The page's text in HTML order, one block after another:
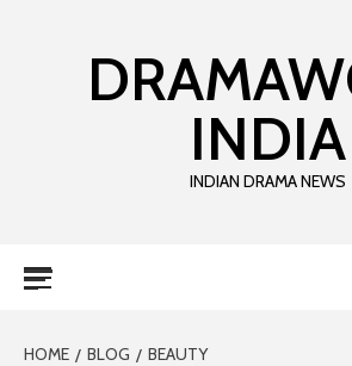
INDIA
INDIAN DRAMA NEWS
HOME BLOG BEAUTY